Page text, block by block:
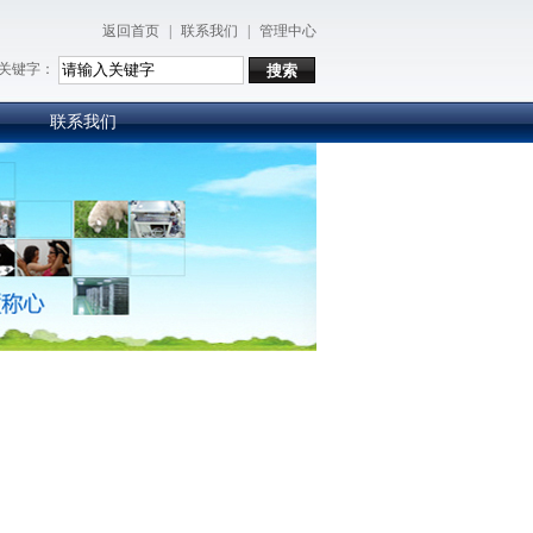
返回首页 联系我们 管理中心
键字：
联系我们